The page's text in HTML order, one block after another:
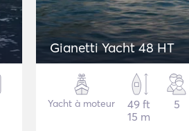
Gianetti Yacht 48 HT
Yacht à moteur
49 ft
15 m
5